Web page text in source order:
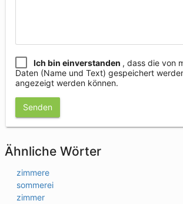
Ich bin einverstanden , dass die von
Daten (Name und Text) gespeichert
angezeigt werden können.
Senden
Ähnliche Wörter
zimmere
sommerei
zimmer